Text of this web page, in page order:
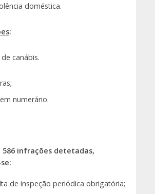
doméstica.
:
canábis.
numerário.
586 infrações detetadas,
de inspeção periódica obrigatória;